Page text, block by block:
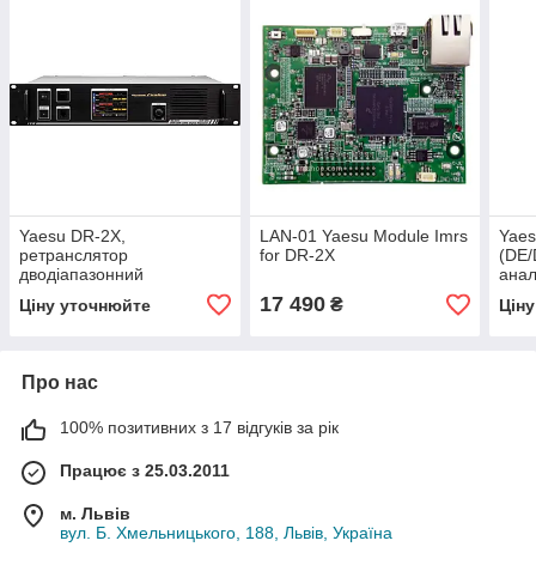
Yaesu DR-2X,
ретранслятор
дводіапазонний
Ціну уточнюйте
LAN-01 Yaesu Module Imrs
for DR-2X
17 490₴
Про нас
100% позитивних з 17 відгуків за рік
Працює з 25.03.2011
м. Львів
вул. Б. Хмельницького, 188, Львів, Україна